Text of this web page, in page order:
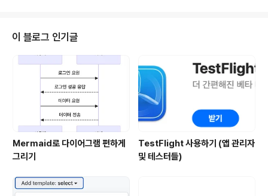
앞에 붙여서 설정하지 않고 생략한다면 다 internal입니다. 내부 소스파일에서
접근 가능합니다. 4) public : 외부모듈에서도 ..
이 블로그 인기글
Mermaid로 다이어그램 편하게
그리기
TestFlight 사용하기 (앱 관리자
및 테스터들)